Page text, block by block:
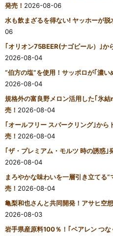
発売！ 2026-08-06
水も飲まざるを得ない! ヤッホーが
06
｢オリオン75BEER(ナゴビール）｣か
2026-08-04
“伯方の塩”を使用！サッポロが｢濃
2026-08-04
規格外の富良野メロン活用した｢氷
売！ 2026-08-04
｢オールフリー スパークリング｣か
売！ 2026-08-04
｢ザ・プレミアム・モルツ 時の誘惑
2026-08-04
まろやかな味わいを一層引き立てる
売！ 2026-08-04
亀梨和也さんと共同開発！アサヒ空
2026-08-03
岩手県産原料100％！｢ベアレン つ